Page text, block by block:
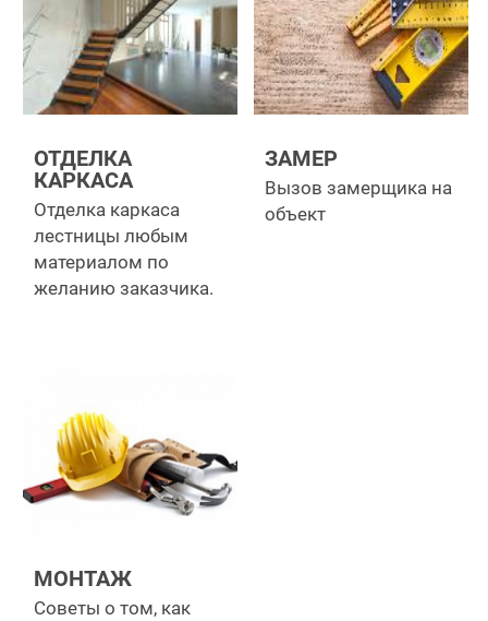
ОТДЕЛКА
КАРКАСА
Отделка каркаса
лестницы любым
материалом по
желанию заказчика.
ЗАМЕР
Вызов замерщика на
объект
МОНТАЖ
Советы о том, как